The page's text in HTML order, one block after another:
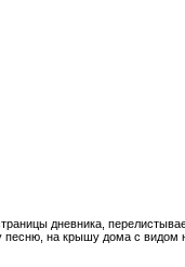
дневника,
на крышу дома с видом